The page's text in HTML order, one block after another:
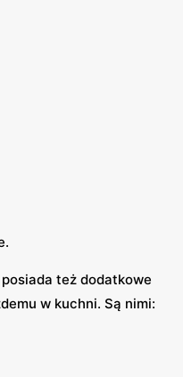
też dodatkowe
w kuchni. Są nimi: